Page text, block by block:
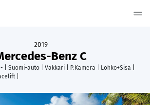
Benz C
2019
| Suomi-auto | Vakkari | P.Kamera | Lohko+Sisä |
|